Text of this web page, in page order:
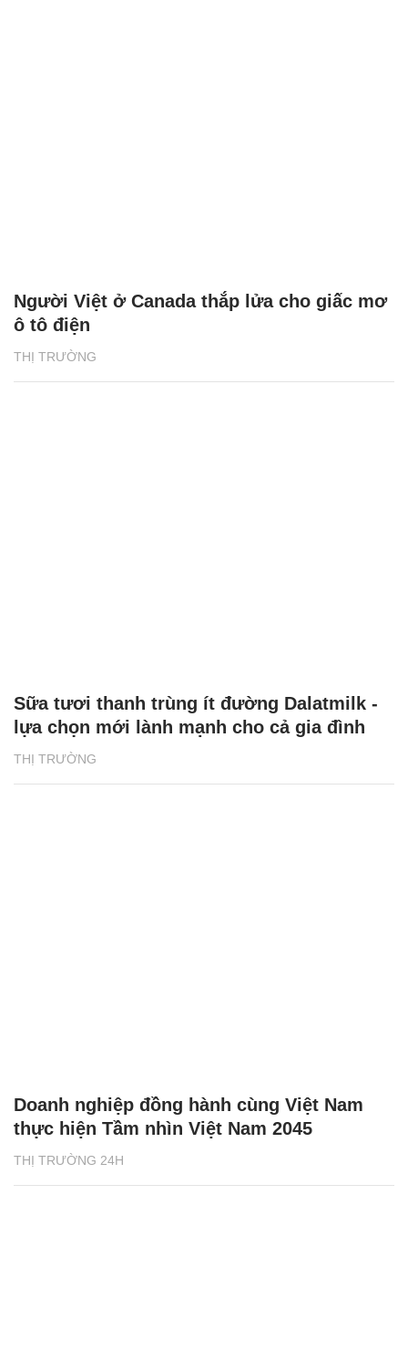
THỊ TRƯỜNG
Người Việt ở Canada thắp lửa cho giấc mơ
ô tô điện
THỊ TRƯỜNG
Sữa tươi thanh trùng ít đường Dalatmilk -
lựa chọn mới lành mạnh cho cả gia đình
THỊ TRƯỜNG 24H
Doanh nghiệp đồng hành cùng Việt Nam
thực hiện Tầm nhìn Việt Nam 2045